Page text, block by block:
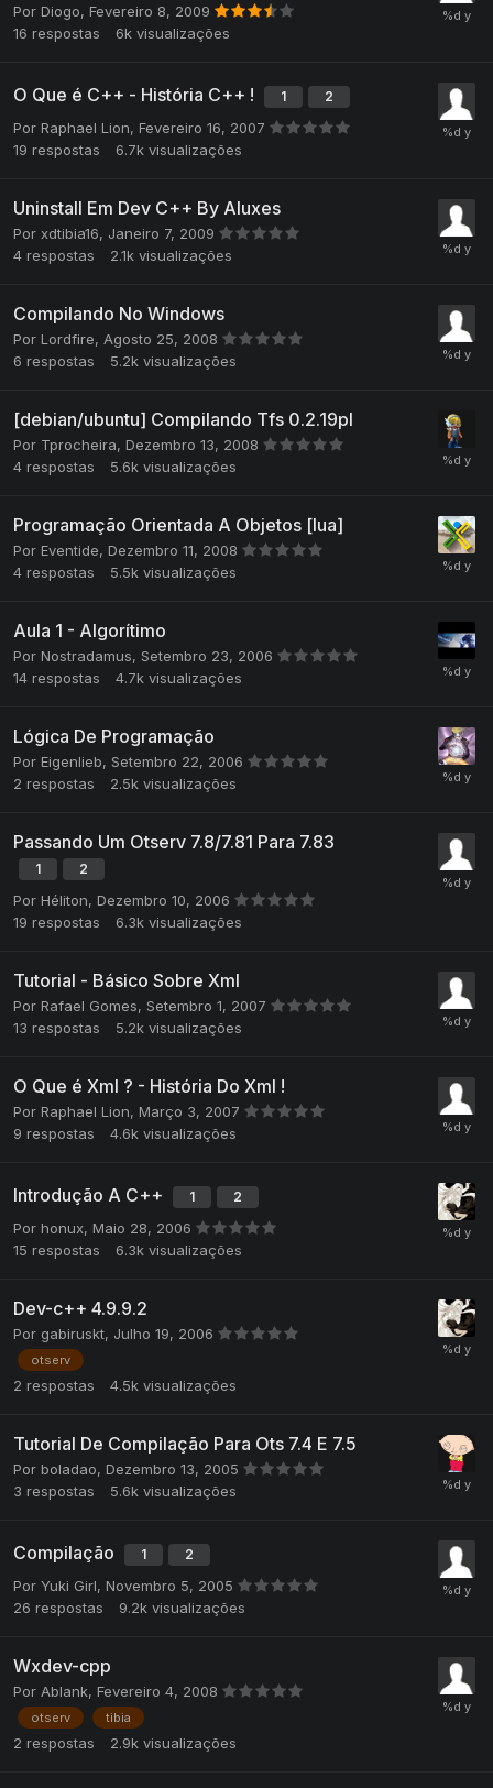
Por Diogo, Fevereiro 8, 2009
16 respostas 6k visualizações
O Que é C++ - História C++ ! 1 2
Por Raphael Lion, Fevereiro 16, 2007
19 respostas 6.7k visualizações
Uninstall Em Dev C++ By Aluxes
Por xdtibia16, Janeiro 7, 2009
4 respostas 2.1k visualizações
Compilando No Windows
Por Lordfire, Agosto 25, 2008
6 respostas 5.2k visualizações
[debian/ubuntu] Compilando Tfs 0.2.19pl
Por Tprocheira, Dezembro 13, 2008
4 respostas 5.6k visualizações
Programação Orientada A Objetos [lua]
Por Eventide, Dezembro 11, 2008
4 respostas 5.5k visualizações
Aula 1 - Algorítimo
Por Nostradamus, Setembro 23, 2006
14 respostas 4.7k visualizações
Lógica De Programação
Por Eigenlieb, Setembro 22, 2006
2 respostas 2.5k visualizações
Passando Um Otserv 7.8/7.81 Para 7.83
1 2
Por Héliton, Dezembro 10, 2006
19 respostas 6.3k visualizações
Tutorial - Básico Sobre Xml
Por Rafael Gomes, Setembro 1, 2007
13 respostas 5.2k visualizações
O Que é Xml ? - História Do Xml !
Por Raphael Lion, Março 3, 2007
9 respostas 4.6k visualizações
Introdução A C++ 1 2
Por honux, Maio 28, 2006
15 respostas 6.3k visualizações
Dev-c++ 4.9.9.2
Por gabiruskt, Julho 19, 2006
otserv
2 respostas 4.5k visualizações
Tutorial De Compilação Para Ots 7.4 E 7.5
Por boladao, Dezembro 13, 2005
3 respostas 5.6k visualizações
Compilação 1 2
Por Yuki Girl, Novembro 5, 2005
26 respostas 9.2k visualizações
Wxdev-cpp
Por Ablank, Fevereiro 4, 2008
otserv tibia
2 respostas 2.9k visualizações